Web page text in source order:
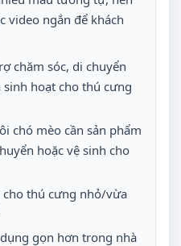
video ngắn để khách
chăm sóc, di chuyển
hoạt cho thú cưng
chó mèo cần sản phẩm
hoặc vệ sinh cho
thú cưng nhỏ/vừa
gọn hơn trong nhà